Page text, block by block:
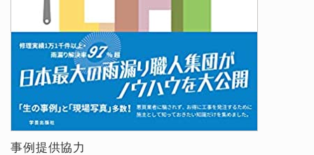
事例提供協力